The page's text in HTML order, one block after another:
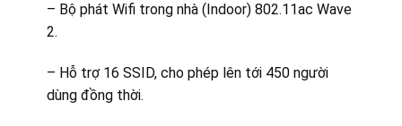
– Bộ phát Wifi trong nhà (Indoor) 802.11ac Wave
2.
– Hỗ trợ 16 SSID, cho phép lên tới 450 người
dùng đồng thời.